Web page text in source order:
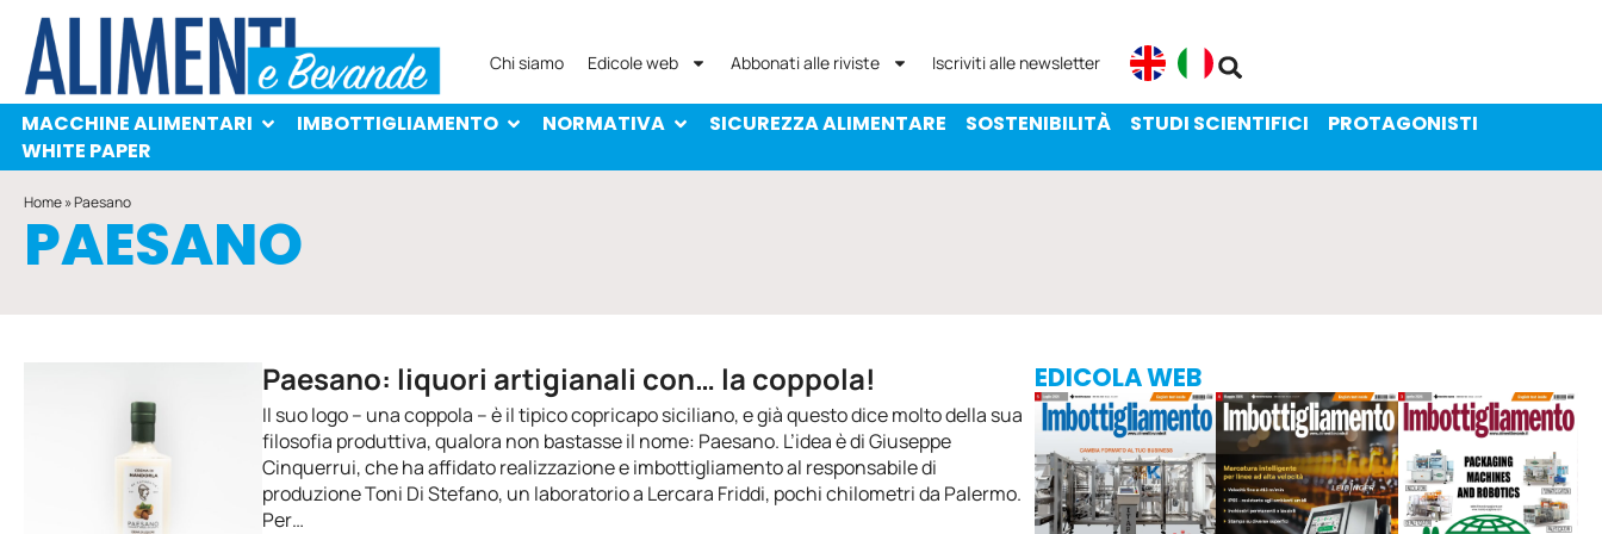
MACCHINE ALIMENTARI
PROTAGONISTI
WHITE PAPER
Chi siamo Edicole web Abbonati alle riviste Iscriviti alle newsletter
MACCHINE ALIMENTARI IMBOTTIGLIAMENTO NORMATIVA SICUREZZA ALIMENTARE SOSTENIBILITÀ STUDI SCIENTIFICI
PROTAGONISTI
WHITE PAPER
Home»Paesano
PAESANO
Paesano: liquori artigianali con… la coppola!
Il suo logo – una coppola – è il tipico copricapo siciliano, e già questo dice molto della sua
filosofia produttiva, qualora non bastasse il nome: Paesano. L’idea è di Giuseppe
Cinquerrui, che ha affidato realizzazione e imbottigliamento al responsabile di
produzione Toni Di Stefano, un laboratorio a Lercara Friddi, pochi chilometri da Palermo.
Per…
EDICOLA WEB